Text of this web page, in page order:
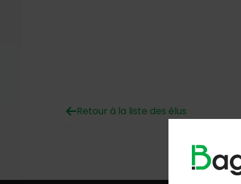
Retour à la liste des élus